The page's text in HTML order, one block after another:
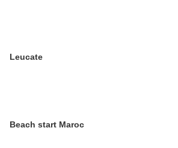
Leucate
Beach start Maroc